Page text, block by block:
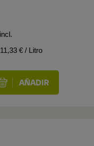
€ / Litro